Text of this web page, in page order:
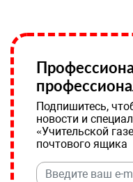
Подпишитесь,
новости и
«Учительской
почтового ящика